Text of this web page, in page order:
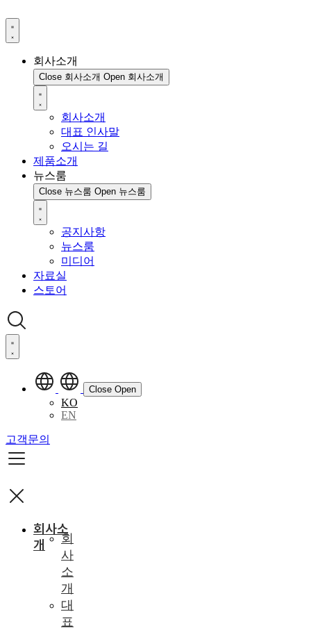
회사소개
Close 회사소개 Open 회사소개
회사소개
대표 인사말
오시는 길
제품소개
뉴스룸
Close 뉴스룸 Open 뉴스룸
공지사항
뉴스룸
미디어
자료실
스토어
Close Open
KO
EN
고객문의
회사소
개
회
사
소
개
대
표